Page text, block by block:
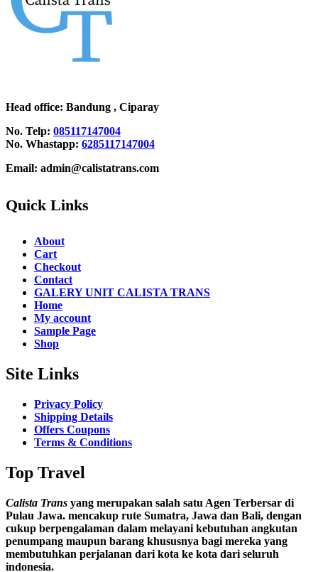
Head office: Bandung , Ciparay
No. Telp: 085117147004
No. Whastapp: 6285117147004
Email: admin@calistatrans.com
Quick Links
About
Cart
Checkout
Contact
GALERY UNIT CALISTA TRANS
Home
My account
Sample Page
Shop
Site Links
Privacy Policy
Shipping Details
Offers Coupons
Terms & Conditions
Top Travel
Calista Trans yang merupakan salah satu Agen Terbersar di
Pulau Jawa. mencakup rute Sumatra, Jawa dan Bali, dengan
cukup berpengalaman dalam melayani kebutuhan angkutan
penumpang maupun barang khususnya bagi mereka yang
membutuhkan perjalanan dari kota ke kota dari seluruh
indonesia.